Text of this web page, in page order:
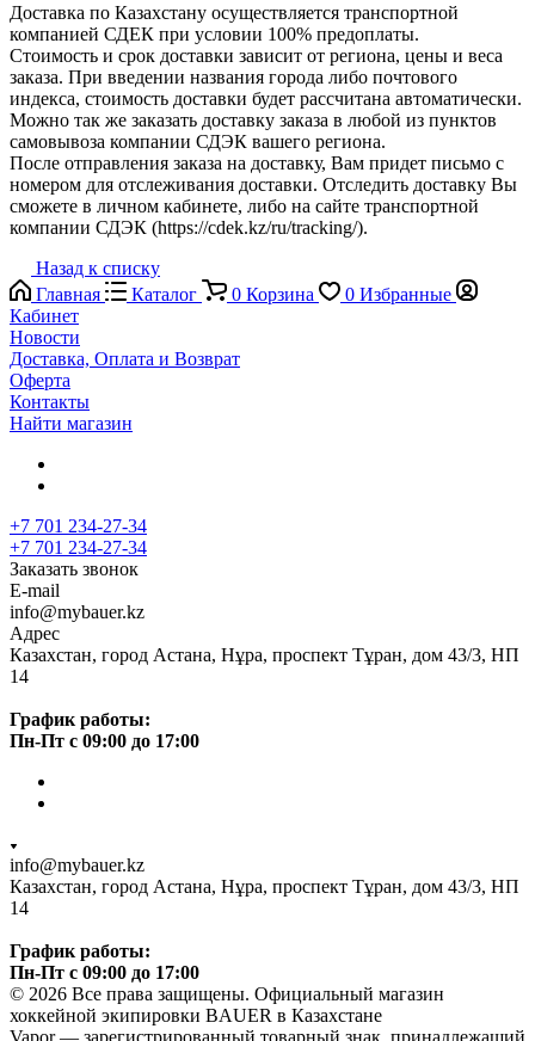
Доставка по Казахстану осуществляется транспортной
компанией СДЕК при условии 100% предоплаты.
Стоимость и срок доставки зависит от региона, цены и веса
заказа. При введении названия города либо почтового
индекса, стоимость доставки будет рассчитана автоматически.
Можно так же заказать доставку заказа в любой из пунктов
самовывоза компании СДЭК вашего региона.
После отправления заказа на доставку, Вам придет письмо с
номером для отслеживания доставки. Отследить доставку Вы
сможете в личном кабинете, либо на сайте транспортной
компании СДЭК (https://cdek.kz/ru/tracking/).
Назад к списку
Главная
Каталог 0 Корзина 0 Избранные
Кабинет
Новости
Доставка, Оплата и Возврат
Оферта
Контакты
Найти магазин
+7 701 234-27-34
+7 701 234-27-34
Заказать звонок
E-mail
info@mybauer.kz
Адрес
Казахстан, город Астана, Нұра, проспект Тұран, дом 43/3, НП
14
График работы:
Пн-Пт с 09:00 до 17:00
info@mybauer.kz
Казахстан, город Астана, Нұра, проспект Тұран, дом 43/3, НП
14
График работы:
Пн-Пт с 09:00 до 17:00
© 2026 Все права защищены. Официальный магазин
хоккейной экипировки BAUER в Казахстане
Vapor — зарегистрированный товарный знак, принадлежащий